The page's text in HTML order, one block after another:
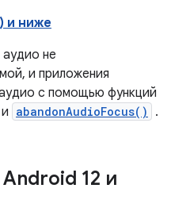
и ниже
не
и приложения
с помощью функций
и abandonAudioFocus() .
12 и